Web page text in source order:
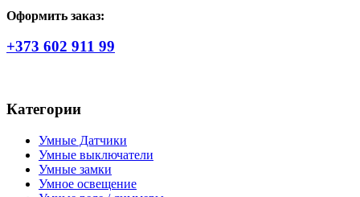
Оформить заказ:
+373 602 911 99
Категории
Умные Датчики
Умные выключатели
Умные замки
Умное освещение